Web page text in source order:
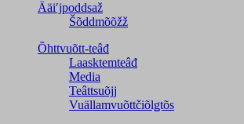
Ääiʹjpoddsaž
Šõddmõõžž
Õhttvuõtt-teâđ
Laasktemteâđ
Media
Teâttsuõjj
Vuällamvuõttčiõlǥtõs